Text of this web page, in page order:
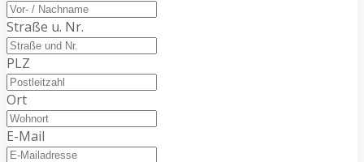
Straße u. Nr.
PLZ
Ort
E-Mail